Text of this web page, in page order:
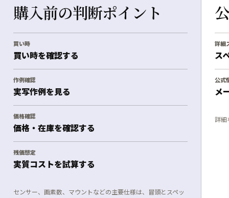
購入前の判断ポイント
買い時
買い時を確認する
作例確認
実写作例を見る
価格確認
価格・在庫を確認する
残価想定
実質コストを試算する
センサー、画素数、マウントなどの主要仕様は、冒頭とスペッ
詳細
ス
公式
メ
詳細